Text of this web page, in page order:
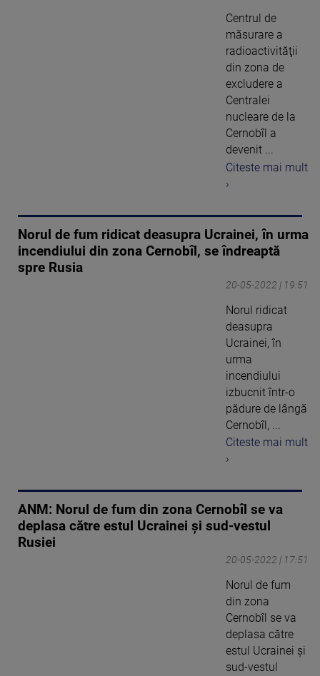
Centrul de
măsurare a
radioactivităţii
din zona de
excludere a
Centralei
nucleare de la
Cernobîl a
devenit ...
Citeste mai mult
›
Norul de fum ridicat deasupra Ucrainei, în urma
incendiului din zona Cernobîl, se îndreaptă
spre Rusia
20-05-2022 | 19:51
Norul ridicat
deasupra
Ucrainei, în
urma
incendiului
izbucnit într-o
pădure de lângă
Cernobîl, ...
Citeste mai mult
›
ANM: Norul de fum din zona Cernobîl se va
deplasa către estul Ucrainei și sud-vestul
Rusiei
20-05-2022 | 17:51
Norul de fum
din zona
Cernobîl se va
deplasa către
estul Ucrainei şi
sud-vestul